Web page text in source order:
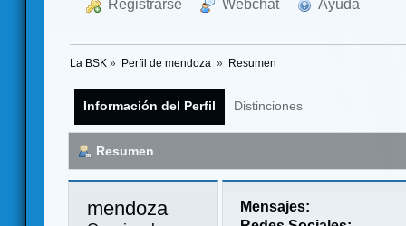
Registrarse Webchat Ayuda
La BSK » Perfil de mendoza » Resumen
Información del Perfil Distinciones
Resumen
mendoza
Mensajes: